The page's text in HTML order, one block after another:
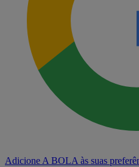
Adicione A BOLA às suas